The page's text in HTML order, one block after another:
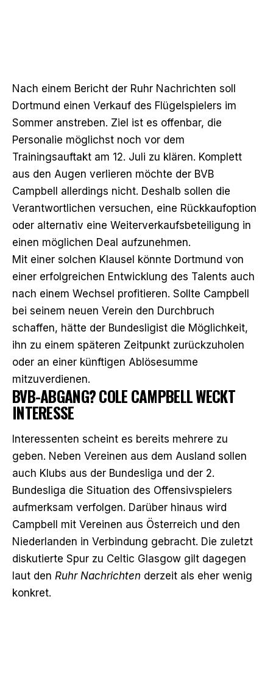
Nach einem Bericht der Ruhr Nachrichten soll
Dortmund einen Verkauf des Flügelspielers im
Sommer anstreben. Ziel ist es offenbar, die
Personalie möglichst noch vor dem
Trainingsauftakt am 12. Juli zu klären. Komplett
aus den Augen verlieren möchte der BVB
Campbell allerdings nicht. Deshalb sollen die
Verantwortlichen versuchen, eine Rückkaufoption
oder alternativ eine Weiterverkaufsbeteiligung in
einen möglichen Deal aufzunehmen.
Mit einer solchen Klausel könnte Dortmund von
einer erfolgreichen Entwicklung des Talents auch
nach einem Wechsel profitieren. Sollte Campbell
bei seinem neuen Verein den Durchbruch
schaffen, hätte der Bundesligist die Möglichkeit,
ihn zu einem späteren Zeitpunkt zurückzuholen
oder an einer künftigen Ablösesumme
mitzuverdienen.
BVB-ABGANG? COLE CAMPBELL WECKT
INTERESSE
Interessenten scheint es bereits mehrere zu
geben. Neben Vereinen aus dem Ausland sollen
auch Klubs aus der Bundesliga und der 2.
Bundesliga die Situation des Offensivspielers
aufmerksam verfolgen. Darüber hinaus wird
Campbell mit Vereinen aus Österreich und den
Niederlanden in Verbindung gebracht. Die zuletzt
diskutierte Spur zu Celtic Glasgow gilt dagegen
laut den Ruhr Nachrichten derzeit als eher wenig
konkret.